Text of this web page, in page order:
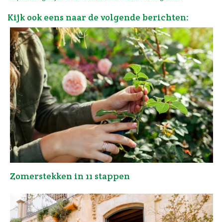
Kijk ook eens naar de volgende berichten:
Zomerstekken in 11 stappen